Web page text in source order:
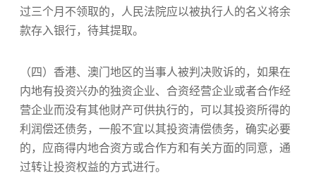
过三个月不领取的，人民法院应以被执行人的名义将余
款存入银行，待其提取。
（四）香港、澳门地区的当事人被判决败诉的，如果在
内地有投资兴办的独资企业、合资经营企业或者合作经
营企业而没有其他财产可供执行的，可以其投资所得的
利润偿还债务，一般不宜以其投资清偿债务，确实必要
的，应商得内地合资方或合作方和有关方面的同意，通
过转让投资权益的方式进行。